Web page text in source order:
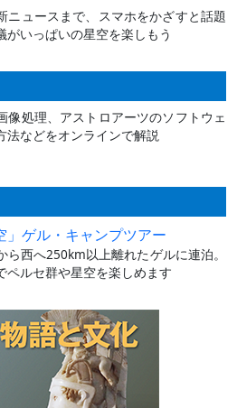
ニュースまで、スマホをかざすと話題
がいっぱいの星空を楽しもう
像処理、アストロアーツのソフトウェ
法などをオンラインで解説
」ゲル・キャンプツアー
ら西へ250km以上離れたゲルに連泊。
ペルセ群や星空を楽しめます